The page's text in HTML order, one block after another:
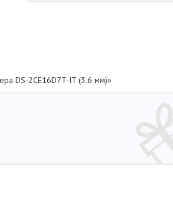
DS-2CE16D7T-IT (3.6 мм)»